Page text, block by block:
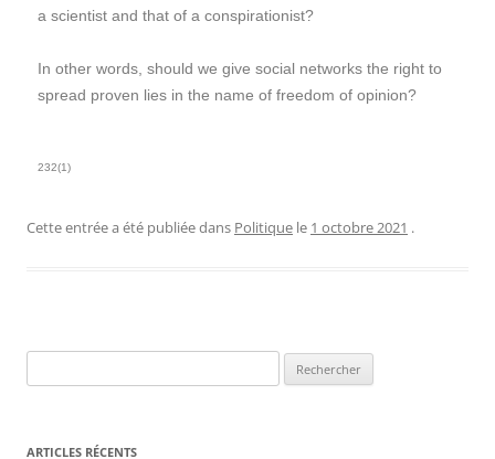
a scientist and that of a conspirationist?
In other words, should we give social networks the right to
spread proven lies in the name of freedom of opinion?
232(1)
Cette entrée a été publiée dans Politique le 1 octobre 2021 .
ARTICLES RÉCENTS